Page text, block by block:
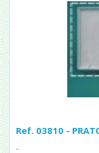
Ref. 03810 -
..